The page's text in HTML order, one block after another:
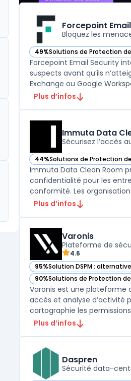
Forcepoint
Bloquez les
49%Solutions de Protection
— voir Forcepoint Email
Forcepoint Email Security
suspects avant qu’ils
Exchange ou Google
Plus d’infos
Immuta Data
Sécurisez l’accès
44%Solutions de Protection
— voir Immuta Data Clean
Immuta Data Clean Room
confidentialité pour les
conformité. Les
Plus d’infos
Varonis
Plateforme de
4.6
95%Solution DSPM :
— voir Varonis dans cette
90%Solutions de Protection
— voir Varonis dans cette
Varonis est une plateforme
accès et analyse d’activité
cartographie les
Plus d’infos
Daspren
Sécurité data-